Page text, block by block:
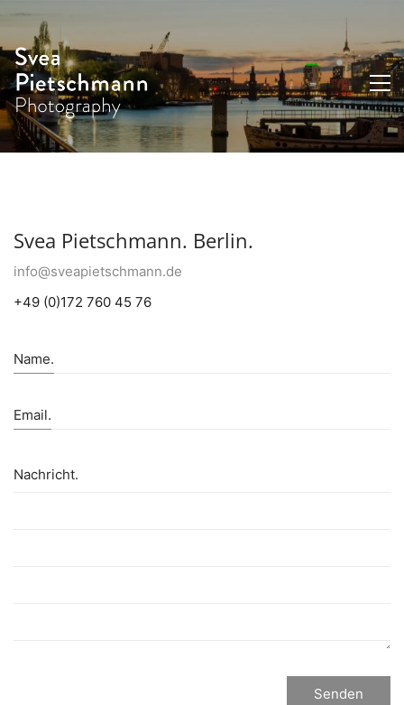
Svea Pietschmann. Berlin.
info@sveapietschmann.de
+49 (0)172 760 45 76
Name.
Email.
Nachricht.
Senden